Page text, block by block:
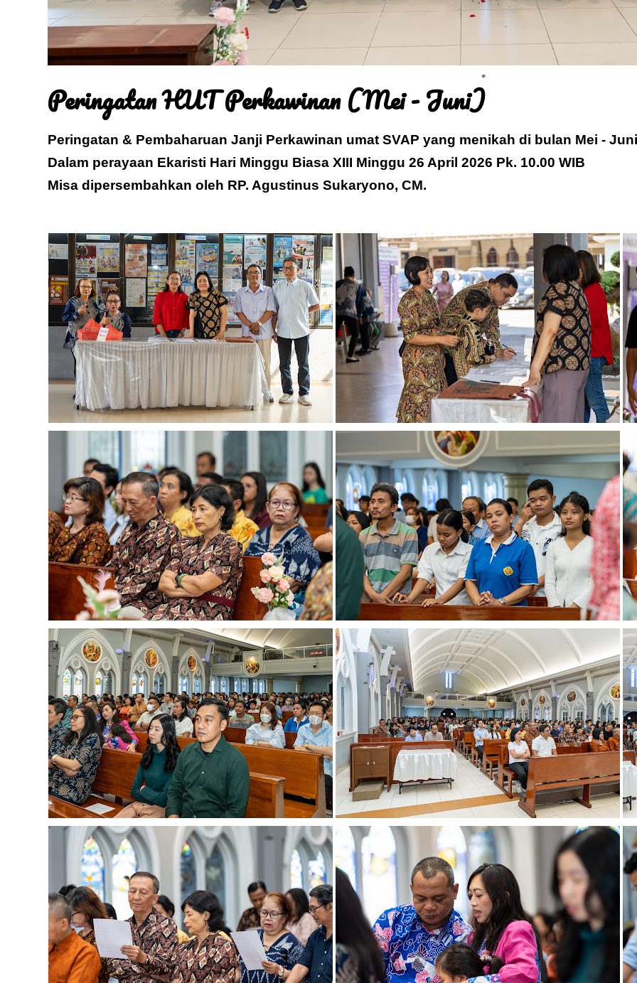
Peringatan HUT Perkawinan (Mei - Juni)
Peringatan & Pembaharuan Janji Perkawinan umat SVAP yang menikah di bulan Mei - Juni
Dalam perayaan Ekaristi Hari Minggu Biasa XIII Minggu 26 April 2026 Pk. 10.00 WIB
Misa dipersembahkan oleh RP. Agustinus Sukaryono, CM.